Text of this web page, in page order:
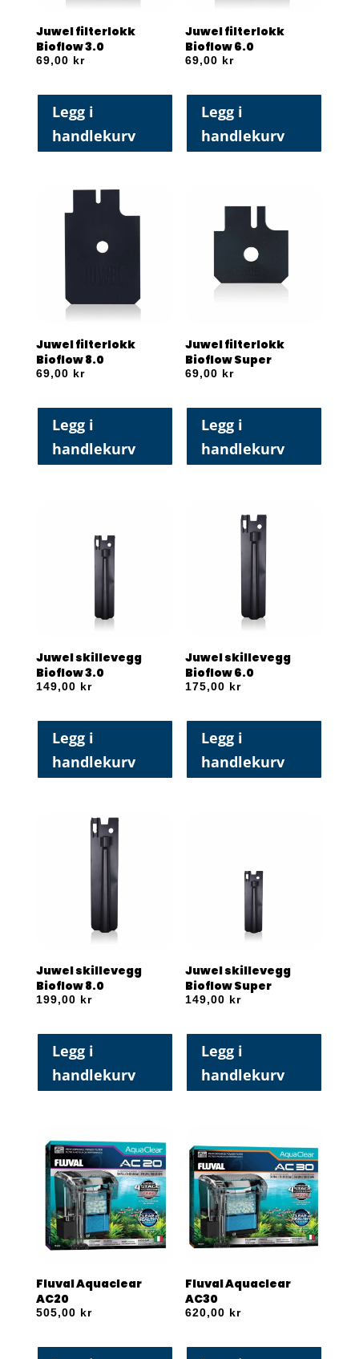
Juwel filterlokk
Bioflow 3.0
69,00 kr
Legg i
handlekurv
Juwel filterlokk
Bioflow 6.0
69,00 kr
Legg i
handlekurv
Juwel filterlokk
Bioflow 8.0
69,00 kr
Legg i
handlekurv
Juwel filterlokk
Bioflow Super
69,00 kr
Legg i
handlekurv
Juwel skillevegg
Bioflow 3.0
149,00 kr
Legg i
handlekurv
Juwel skillevegg
Bioflow 6.0
175,00 kr
Legg i
handlekurv
Juwel skillevegg
Bioflow 8.0
199,00 kr
Legg i
handlekurv
Juwel skillevegg
Bioflow Super
149,00 kr
Legg i
handlekurv
Fluval Aquaclear
AC20
505,00 kr
Fluval Aquaclear
AC30
620,00 kr